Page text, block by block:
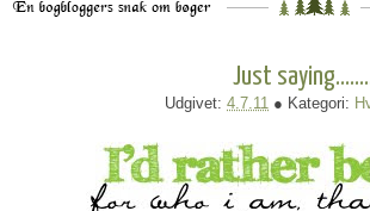
Just
Udgivet: 4.7.11 ● Kategori: